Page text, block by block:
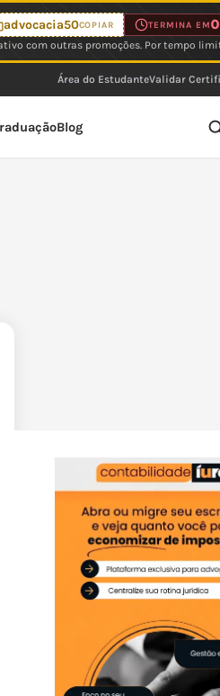
advocacia50COPIAR TERMINA EM
com outras promoções. Por tempo
Área do EstudanteValidar
Blog